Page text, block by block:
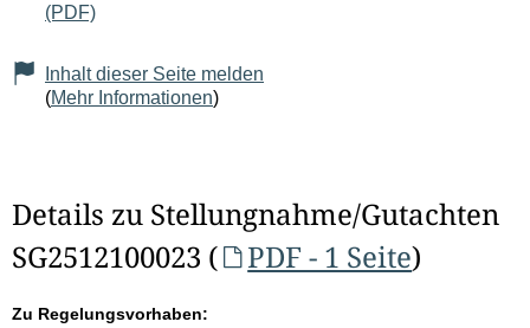
(PDF)
Inhalt dieser Seite melden
(Mehr Informationen)
Details zu Stellungnahme/Gutachten
SG2512100023 (
PDF - 1 Seite)
Zu Regelungsvorhaben: